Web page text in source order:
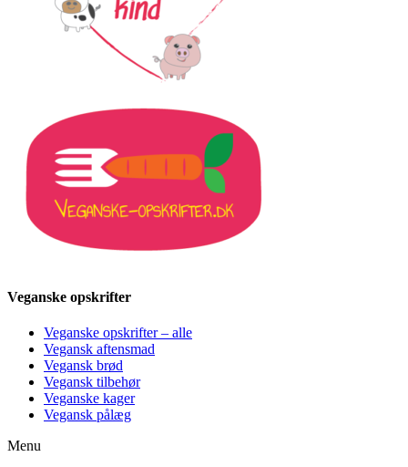
Veganske opskrifter
Veganske opskrifter – alle
Vegansk aftensmad
Vegansk brød
Vegansk tilbehør
Veganske kager
Vegansk pålæg
Menu